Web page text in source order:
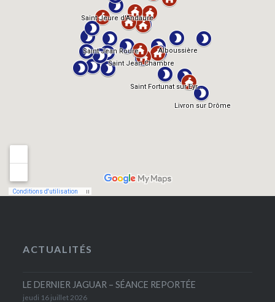
ACTUALITÉS
LE DERNIER JAGUAR – SÉANCE REPORTÉE
jeudi 16 juillet 2026